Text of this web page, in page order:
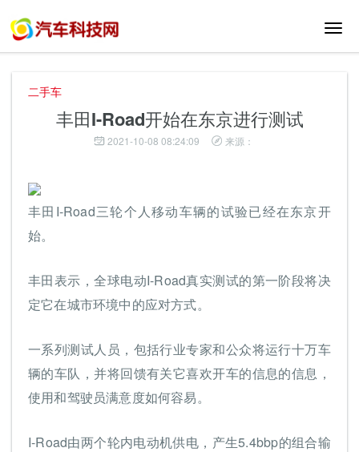
切
二手车
丰田I-Road开始在东京进行测试
2021-10-08 08:24:09 来源：
丰田I-Road三轮个人移动车辆的试验已经在东京开
始。
丰田表示，全球电动I-Road真实测试的第一阶段将决
定它在城市环境中的应对方式。
一系列测试人员，包括行业专家和公众将运行十万车
辆的车队，并将回馈有关它喜欢开车的信息的信息，
使用和驾驶员满意度如何容易。
I-Road由两个轮内电动机供电，产生5.4bbp的组合输